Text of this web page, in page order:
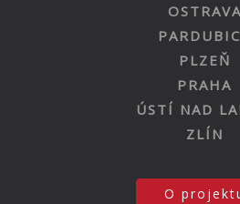
OSTRAVA
PLZEŇ
PRAHA
ÚSTÍ NAD
ZLÍN
O